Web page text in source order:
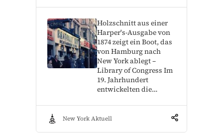
Holzschnitt aus einer
Harper's-Ausgabe von
1874 zeigt ein Boot, das
von Hamburg nach
New York ablegt –
Library of Congress Im
19. Jahrhundert
entwickelten die…
New York Aktuell